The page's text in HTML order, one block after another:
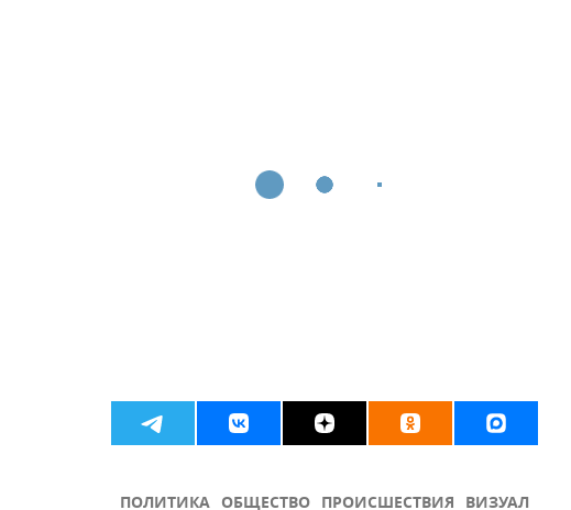
ПОЛИТИКА ОБЩЕСТВО ПРОИСШЕСТВИЯ ВИЗУАЛ